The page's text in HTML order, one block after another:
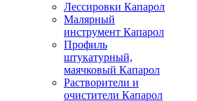
Лессировки Капарол
Малярный
инструмент Капарол
Профиль
штукатурный,
маячковый Капарол
Растворители и
очистители Капарол